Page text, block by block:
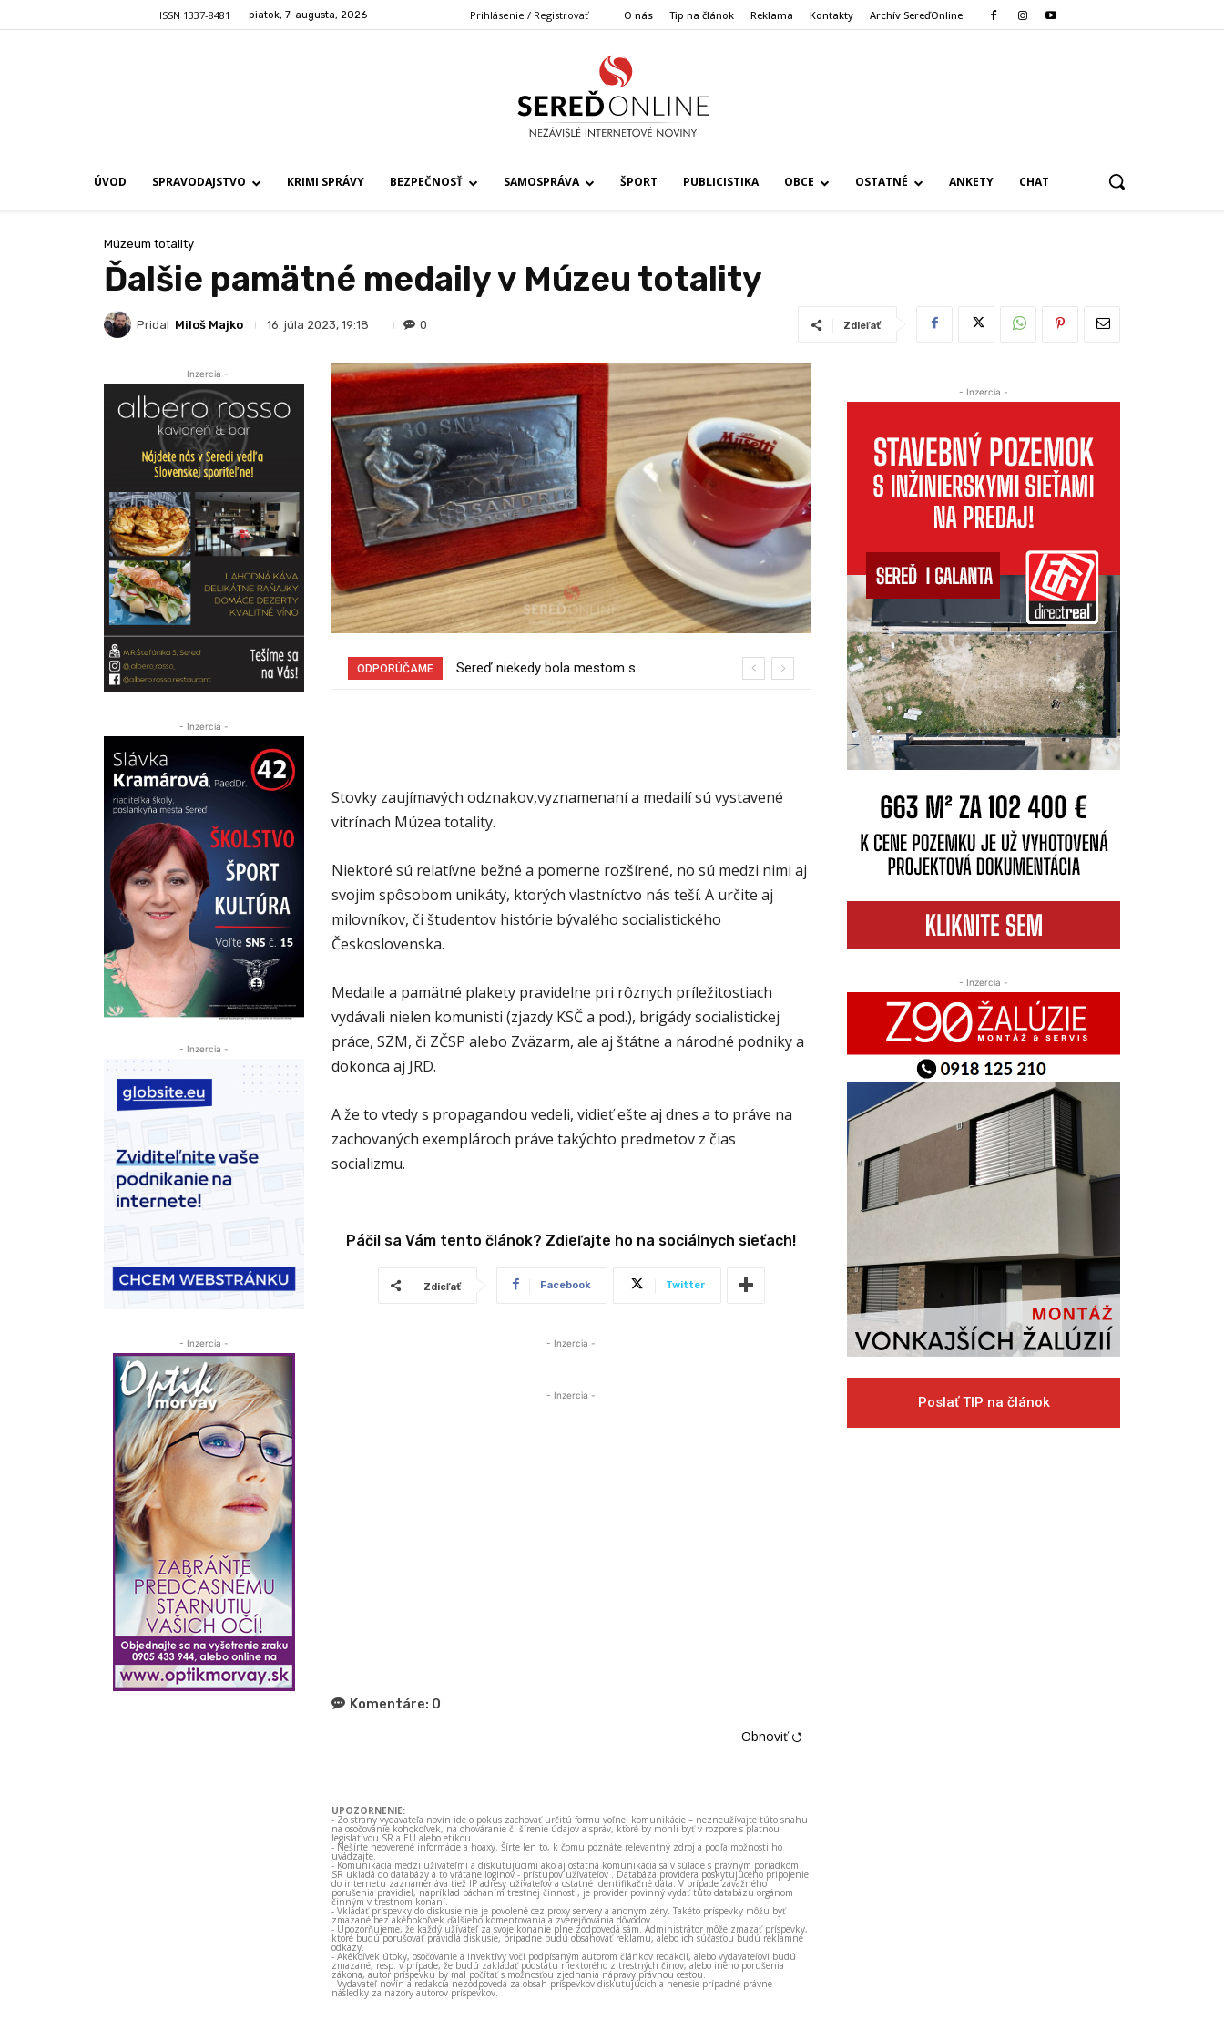
ISSN 1337-8481 piatok, 7. augusta, 2026 Prihlásenie / Registrovať O nás Tip na článok Reklama Kontakty Archív SereďOnline
ÚVOD SPRAVODAJSTVO KRIMI SPRÁVY BEZPEČNOSŤ SAMOSPRÁVA ŠPORT PUBLICISTIKA OBCE OSTATNÉ ANKETY CHAT
Múzeum totality
Ďalšie pamätné medaily v Múzeu totality
Pridal Miloš Majko 16. júla 2023, 19:18 0 Zdieľať
- Inzercia -
- Inzercia -
- Inzercia -
- Inzercia -
ODPORÚČAME
Sereď niekedy bola mestom s
Pri venčení na Jesenského ulici mal
Stovky zaujímavých odznakov,vyznamenaní a medailí sú vystavené
vitrínach Múzea totality.
Niektoré sú relatívne bežné a pomerne rozšírené, no sú medzi nimi aj
svojim spôsobom unikáty, ktorých vlastníctvo nás teší. A určite aj
milovníkov, či študentov histórie bývalého socialistického
Československa.
Medaile a pamätné plakety pravidelne pri rôznych príležitostiach
vydávali nielen komunisti (zjazdy KSČ a pod.), brigády socialistickej
práce, SZM, či ZČSP alebo Zväzarm, ale aj štátne a národné podniky a
dokonca aj JRD.
A že to vtedy s propagandou vedeli, vidieť ešte aj dnes a to práve na
zachovaných exemplároch práve takýchto predmetov z čias
socializmu.
Páčil sa Vám tento článok? Zdieľajte ho na sociálnych sieťach!
Zdieľať Facebook Twitter
- Inzercia -
- Inzercia -
Komentáre: 0
Obnoviť ⭯
UPOZORNENIE:
- Zo strany vydavateľa novín ide o pokus zachovať určitú formu voľnej komunikácie – nezneužívajte túto snahu
na osočovanie kohokoľvek, na ohováranie či šírenie údajov a správ, ktoré by mohli byť v rozpore s platnou
legislatívou SR a EÚ alebo etikou.
- Nešírte neoverené informácie a hoaxy. Šírte len to, k čomu poznáte relevantný zdroj a podľa možnosti ho
uvádzajte.
- Komunikácia medzi užívateľmi a diskutujúcimi ako aj ostatná komunikácia sa v súlade s právnym poriadkom
SR ukladá do databázy a to vrátane loginov - prístupov užívateľov . Databáza providera poskytujúceho pripojenie
do internetu zaznamenáva tiež IP adresy užívateľov a ostatné identifikačné dáta. V prípade závažného
porušenia pravidiel, napríklad páchaním trestnej činnosti, je provider povinný vydať túto databázu orgánom
činným v trestnom konaní.
- Vkladať príspevky do diskusie nie je povolené cez proxy servery a anonymizéry. Takéto príspevky môžu byť
zmazané bez akéhokoľvek ďalšieho komentovania a zverejňovania dôvodov.
- Upozorňujeme, že každý užívateľ za svoje konanie plne zodpovedá sám. Administrátor môže zmazať príspevky,
ktoré budú porušovať pravidlá diskusie, prípadne budú obsahovať reklamu, alebo ich súčasťou budú reklamné
odkazy.
- Akékoľvek útoky, osočovanie a invektívy voči podpísaným autorom článkov redakcii, alebo vydavateľovi budú
zmazané, resp. v prípade, že budú zakladať podstatu niektorého z trestných činov, alebo iného porušenia
zákona, autor príspevku by mal počítať s možnosťou zjednania nápravy právnou cestou.
- Vydavateľ novín a redakcia nezodpovedá za obsah príspevkov diskutujúcich a nenesie prípadné právne
následky za názory autorov príspevkov.
- Inzercia -
- Inzercia -
Poslať TIP na článok